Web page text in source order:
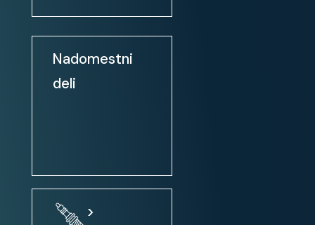
Volanski obroč oblečen v usnje
Tempomat
Avtoradio: +VOLANSKE
KONTROLE
MP3 predvajalnik
Nadomestni
deli
>